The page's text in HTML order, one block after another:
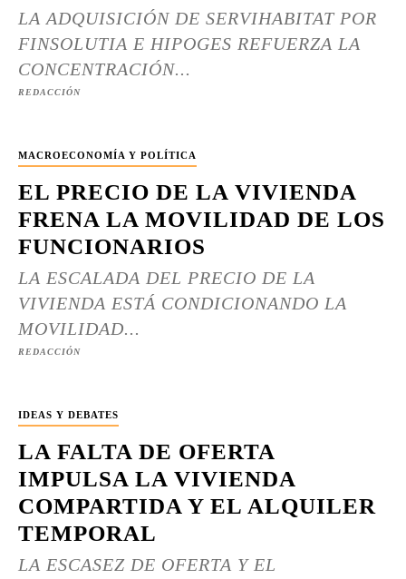
LA ADQUISICIÓN DE SERVIHABITAT POR
FINSOLUTIA E HIPOGES REFUERZA LA
CONCENTRACIÓN...
REDACCIÓN
MACROECONOMÍA Y POLÍTICA
EL PRECIO DE LA VIVIENDA
FRENA LA MOVILIDAD DE LOS
FUNCIONARIOS
LA ESCALADA DEL PRECIO DE LA
VIVIENDA ESTÁ CONDICIONANDO LA
MOVILIDAD...
REDACCIÓN
IDEAS Y DEBATES
LA FALTA DE OFERTA
IMPULSA LA VIVIENDA
COMPARTIDA Y EL ALQUILER
TEMPORAL
LA ESCASEZ DE OFERTA Y EL